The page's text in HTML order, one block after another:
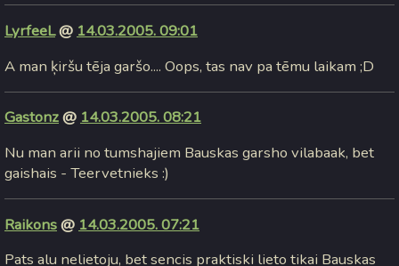
LyrfeeL@ 14.03.2005. 09:01
A man ķiršu tēja garšo.... Oops, tas nav pa tēmu laikam ;D
Gastonz@ 14.03.2005. 08:21
Nu man arii no tumshajiem Bauskas garsho vilabaak, bet
gaishais - Teervetnieks :)
Raikons@ 14.03.2005. 07:21
Pats alu nelietoju, bet sencis praktiski lieto tikai Bauskas